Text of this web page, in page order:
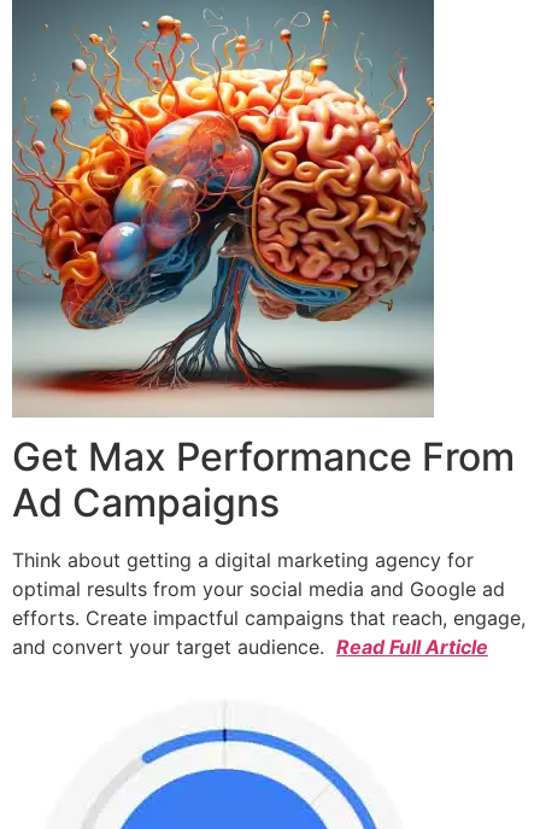
Get Max Performance From
Ad Campaigns
Think about getting a digital marketing agency for
optimal results from your social media and Google ad
efforts. Create impactful campaigns that reach, engage,
and convert your target audience. Read Full Article